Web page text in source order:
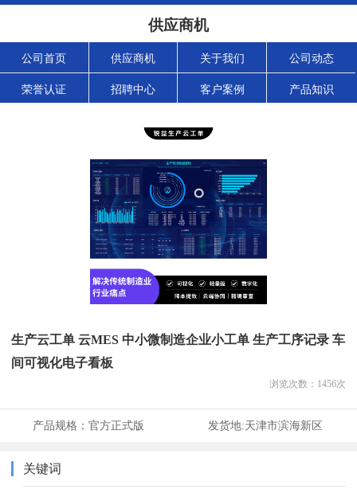
供应商机
公司首页 供应商机 关于我们 公司动态
荣誉认证 招聘中心 客户案例 产品知识
生产云工单 云MES 中小微制造企业小工单 生产工序记录 车
间可视化电子看板
浏览次数： 1456次
产品规格： 官方正式版 发货地:天津市滨海新区
关键词